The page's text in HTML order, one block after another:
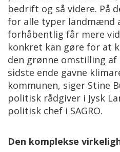
bedrift og så videre. På
for alle typer landmænd
forhåbentlig får mere
konkret kan gøre for at
den grønne omstilling
sidste ende gavne
kommunen, siger Stine
politisk rådgiver i Jysk
politisk chef i SAGRO.
Den komplekse